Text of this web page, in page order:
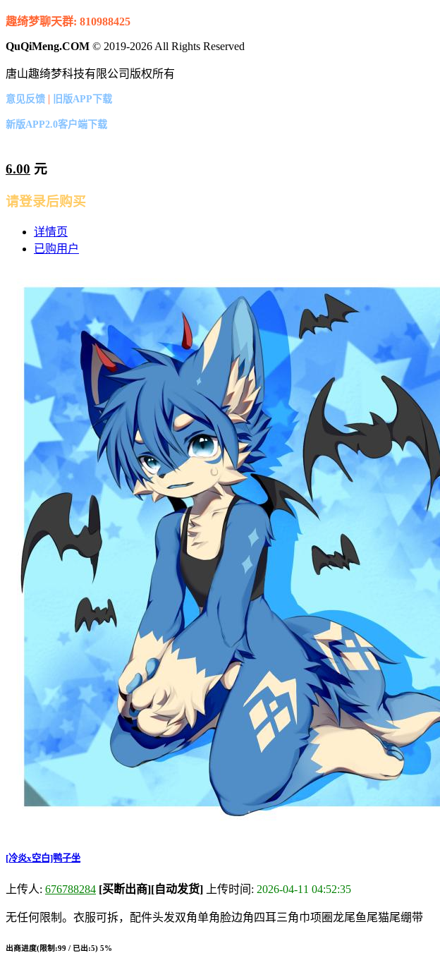
趣绮梦聊天群: 810988425
QuQiMeng.COM © 2019-2026 All Rights Reserved
唐山趣绮梦科技有限公司版权所有
意见反馈 | 旧版APP下载
新版APP2.0客户端下载
6.00 元
请登录后购买
详情页
已购用户
[冷炎x空白]鸭子坐
上传人: 676788284 [买断出商][自动发货] 上传时间: 2026-04-11 04:52:35
无任何限制。衣服可拆，配件头发双角单角脸边角四耳三角巾项圈龙尾鱼尾猫尾绷带
出商进度(限制:99 / 已出:5) 5%